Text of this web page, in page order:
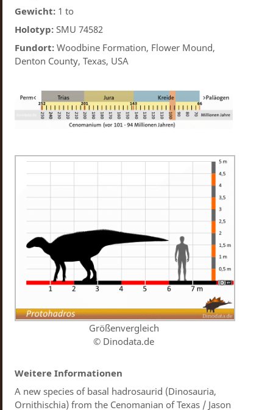
Gewicht: 1 to
Holotyp:SMU 74582
Fundort: Woodbine Formation, Flower Mound,
Denton County, Texas, USA
Größenvergleich
© Dinodata.de
Weitere Informationen
A new species of basal hadrosaurid (Dinosauria,
Ornithischia) from the Cenomanian of Texas / Jason